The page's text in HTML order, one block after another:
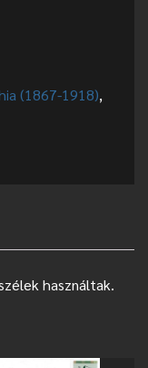
(1867-1918),
használtak.